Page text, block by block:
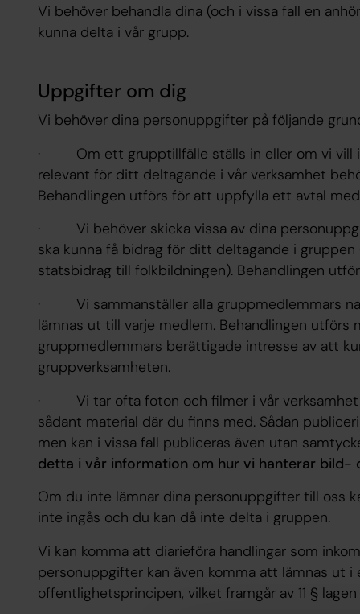
Vi behöver behandla dina (och i vissa fall en
kunna delta i vår grupp.
Uppgifter om dig
Vi behöver dina personuppgifter på följande
· Om ett grupptillfälle ställs in eller om vi vill
relevant för ditt deltagande i vår verksamhet
Behandlingen utförs för att uppfylla ett avtal
· Vi behöver skicka vissa av dina
ska kunna få bidrag för ditt deltagande i gruppen
statsbidrag till folkbildningen). Behandlingen
· Vi sammanställer alla gruppmedlemmars
lämnas ut till varje medlem. Behandlingen utförs
gruppmedlemmars berättigade intresse av att
gruppverksamheten.
· Vi tar ofta foton och filmer i vår verksamhet
sådant material där du finns med. Sådan
men kan i vissa fall publiceras även utan
detta i vår information om hur vi hanterar bild-
Om du inte lämnar dina personuppgifter till oss
inte ingås och du kan då inte delta i gruppen.
Vi kan komma att diarieföra handlingar som
personuppgifter kan även komma att lämnas ut
offentlighetsprincipen, vilket framgår av 11 §